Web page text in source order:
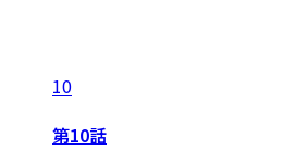
10
第10話